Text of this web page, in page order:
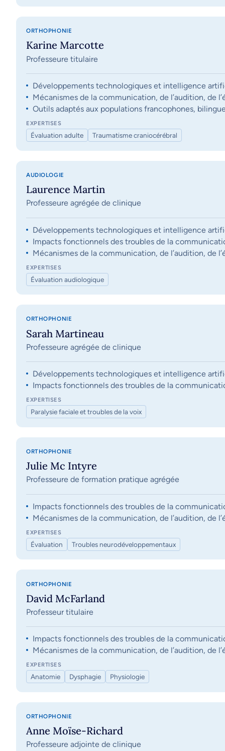
ORTHOPHONIE
Karine Marcotte
Professeure titulaire
Développements technologiques et intelligence
Mécanismes de la communication, de l’audition, de
Outils adaptés aux populations francophones,
EXPERTISES
Évaluation adulte Traumatisme craniocérébral
AUDIOLOGIE
Laurence Martin
Professeure agrégée de clinique
Développements technologiques et intelligence
Impacts fonctionnels des troubles de la
Mécanismes de la communication, de l’audition, de
EXPERTISES
Évaluation audiologique
ORTHOPHONIE
Sarah Martineau
Professeure agrégée de clinique
Développements technologiques et intelligence
Impacts fonctionnels des troubles de la
EXPERTISES
Paralysie faciale et troubles de la voix
ORTHOPHONIE
Julie Mc Intyre
Professeure de formation pratique agrégée
Impacts fonctionnels des troubles de la
Mécanismes de la communication, de l’audition, de
EXPERTISES
Évaluation Troubles neurodéveloppementaux
ORTHOPHONIE
David McFarland
Professeur titulaire
Impacts fonctionnels des troubles de la
Mécanismes de la communication, de l’audition, de
EXPERTISES
Anatomie Dysphagie Physiologie
ORTHOPHONIE
Anne Moïse-Richard
Professeure adjointe de clinique